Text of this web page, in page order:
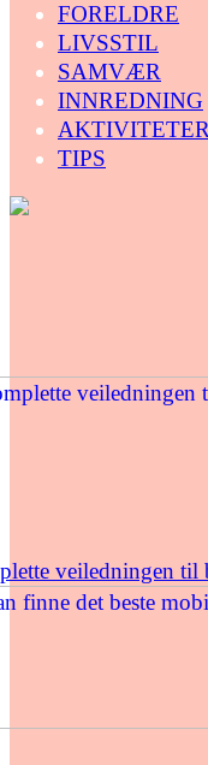
FORELDRE
LIVSSTIL
SAMVÆR
INNREDNING
TIPS
veiledningen til